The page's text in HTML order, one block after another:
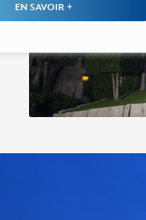
EN SAVOIR +